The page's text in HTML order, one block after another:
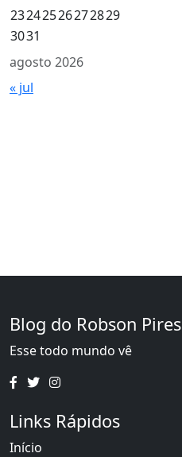
agosto 2026
23242526272829
3031
« jul
Blog do Robson Pires
Esse todo mundo vê
Links Rápidos
Início